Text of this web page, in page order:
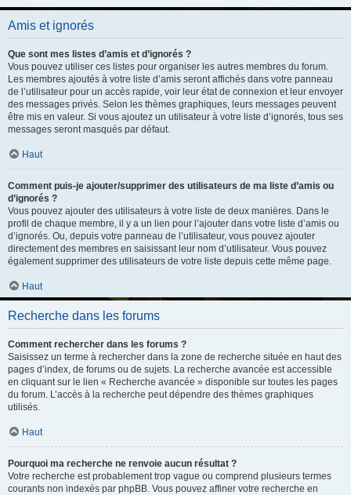
Amis et ignorés
Que sont mes listes d’amis et d’ignorés ?
Vous pouvez utiliser ces listes pour organiser les autres membres du forum.
Les membres ajoutés à votre liste d’amis seront affichés dans votre panneau
de l’utilisateur pour un accès rapide, voir leur état de connexion et leur envoyer
des messages privés. Selon les thèmes graphiques, leurs messages peuvent
être mis en valeur. Si vous ajoutez un utilisateur à votre liste d’ignorés, tous ses
messages seront masqués par défaut.
Haut
Comment puis-je ajouter/supprimer des utilisateurs de ma liste d’amis ou
d’ignorés ?
Vous pouvez ajouter des utilisateurs à votre liste de deux manières. Dans le
profil de chaque membre, il y a un lien pour l’ajouter dans votre liste d’amis ou
d’ignorés. Ou, depuis votre panneau de l’utilisateur, vous pouvez ajouter
directement des membres en saisissant leur nom d’utilisateur. Vous pouvez
également supprimer des utilisateurs de votre liste depuis cette même page.
Haut
Recherche dans les forums
Comment rechercher dans les forums ?
Saisissez un terme à rechercher dans la zone de recherche située en haut des
pages d’index, de forums ou de sujets. La recherche avancée est accessible
en cliquant sur le lien « Recherche avancée » disponible sur toutes les pages
du forum. L’accès à la recherche peut dépendre des thèmes graphiques
utilisés.
Haut
Pourquoi ma recherche ne renvoie aucun résultat ?
Votre recherche est probablement trop vague ou comprend plusieurs termes
courants non indexés par phpBB. Vous pouvez affiner votre recherche en